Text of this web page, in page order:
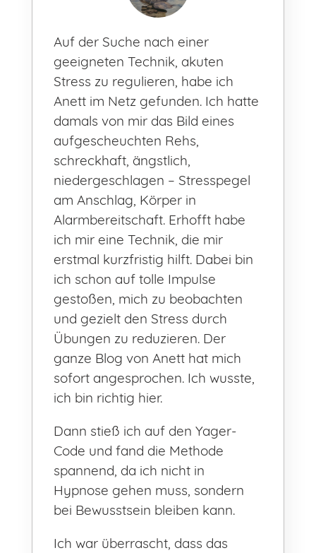
Auf der Suche nach einer
geeigneten Technik, akuten
Stress zu regulieren, habe ich
Anett im Netz gefunden. Ich hatte
damals von mir das Bild eines
aufgescheuchten Rehs,
schreckhaft, ängstlich,
niedergeschlagen – Stresspegel
am Anschlag, Körper in
Alarmbereitschaft. Erhofft habe
ich mir eine Technik, die mir
erstmal kurzfristig hilft. Dabei bin
ich schon auf tolle Impulse
gestoßen, mich zu beobachten
und gezielt den Stress durch
Übungen zu reduzieren. Der
ganze Blog von Anett hat mich
sofort angesprochen. Ich wusste,
ich bin richtig hier.
Dann stieß ich auf den Yager-
Code und fand die Methode
spannend, da ich nicht in
Hypnose gehen muss, sondern
bei Bewusstsein bleiben kann.
Ich war überrascht, dass das